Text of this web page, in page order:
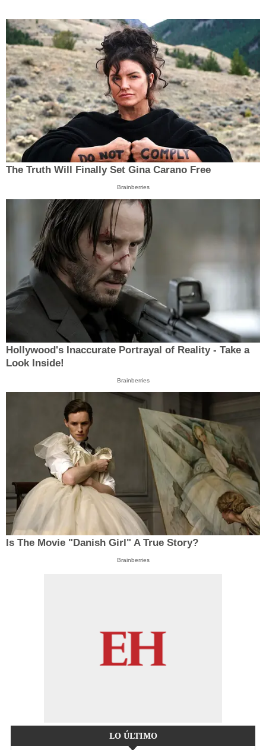
The Truth Will Finally Set Gina Carano Free
Brainberries
Hollywood's Inaccurate Portrayal of Reality - Take a
Look Inside!
Brainberries
Is The Movie "Danish Girl" A True Story?
Brainberries
LO ÚLTIMO